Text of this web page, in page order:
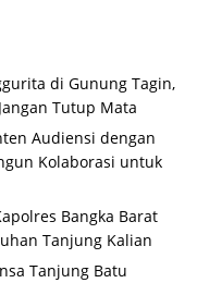
di Gunung Tagin,
Tutup Mata
Audiensi dengan
Kolaborasi untuk
Bangka Barat
Tanjung Kalian
Tanjung Batu